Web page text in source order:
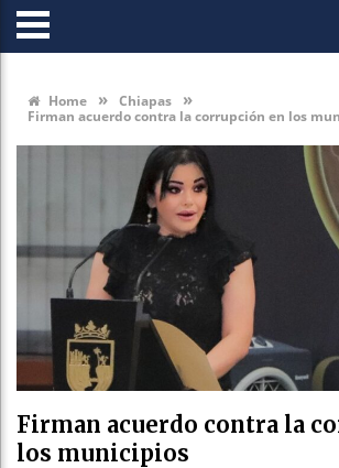
Home » Chiapas »
Firman acuerdo contra la corrupción en los
Firman acuerdo contra la
los municipios